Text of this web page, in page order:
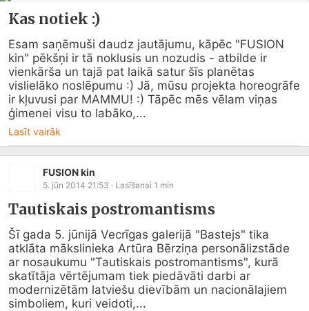
Kas notiek :)
Esam saņēmuši daudz jautājumu, kāpēc "FUSION
kin" pēkšņi ir tā noklusis un nozudis - atbilde ir
vienkārša un tajā pat laikā satur šīs planētas
vislielāko noslēpumu :) Jā, mūsu projekta horeogrāfe
ir kļuvusi par MAMMU! :) Tāpēc mēs vēlam viņas
ģimenei visu to labāko,...
Lasīt vairāk
FUSION kin
5. jūn 2014 21:53 · Lasīšanai 1 min
Tautiskais postromantisms
Šī gada 5. jūnijā Vecrīgas galerijā "Bastejs" tika
atklāta mākslinieka Artūra Bērziņa personālizstāde
ar nosaukumu "Tautiskais postromantisms", kurā
skatītāja vērtējumam tiek piedāvāti darbi ar
modernizētām latviešu dievībām un nacionālajiem
simboliem, kuri veidoti,...